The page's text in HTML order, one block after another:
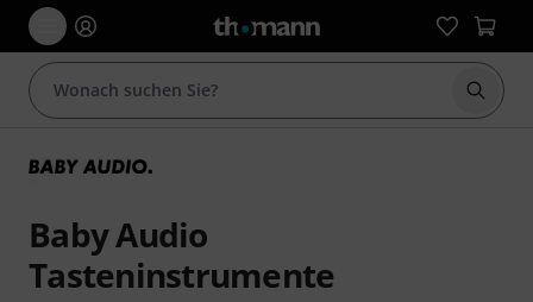
Suche
Baby Audio
Tasteninstrumente